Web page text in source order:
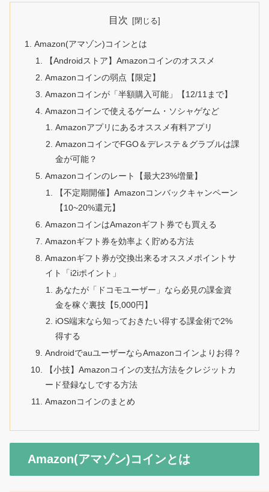
目次
Amazon(アマゾン)コインとは
【Androidストア】Amazonコインのオススメ
Amazonコインの弱点【限定】
Amazonコインが「半額購入可能」【12/11まで】
Amazonコインで使えるゲーム・ソシャゲなど
Amazonアプリにあるオススメ有料アプリ
AmazonコインでFGO＆デレステ＆グラブルは課
金が可能？
Amazonコインのレート【最大23%増量】
【不定期開催】Amazonコンバックキャンペーン
【10~20%還元】
AmazonコインはAmazonギフト券でも買える
Amazonギフト券を効率よく貯める方法
Amazonギフト券が交換出来るオススメポイントサ
イト「i2iポイント」
あなたが「ドコモユーザー」なら必見の課金資
金を稼ぐ裏技【5,000円】
iOS端末なら知っておきたい得する課金術で2%
得する
AndroidでauユーザーならAmazonコインよりお得？
【小技】Amazonコインの支払方法をクレジットカ
ード登録なしでする方法
Amazonコインのまとめ
Amazon(アマゾン)コインとは